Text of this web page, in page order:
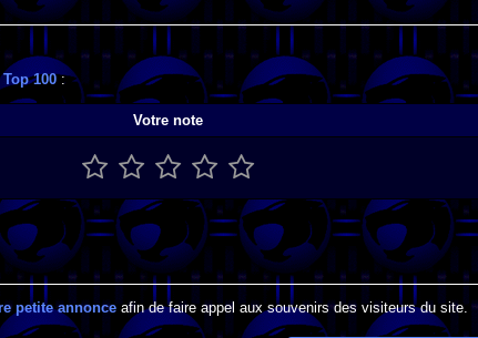
Top 100:
Votre note
petite annonce afin de faire appel aux souvenirs des visiteurs du site.